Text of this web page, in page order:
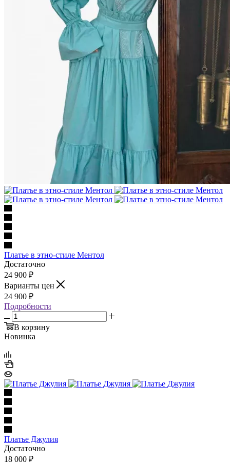
Платье в этно-стиле Ментол
Достаточно
24 900 ₽
Варианты цен
24 900 ₽
Подробности
В корзину
Новинка
Платье Джулия
Достаточно
18 000 ₽